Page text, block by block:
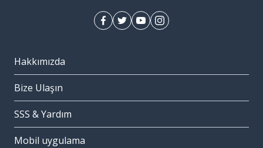
Hakkımızda
Bize Ulaşın
SSS & Yardım
Mobil uygulama